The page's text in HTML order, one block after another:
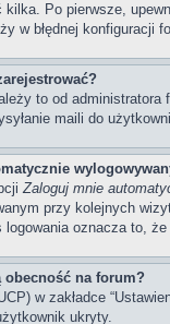
kilka. Po pierwsze,
w błędnej konfiguracji
to od
maili do
Zaloguj mnie
przy kolejnych
oznacza to, że
na forum?
w zakładce
ukryty.